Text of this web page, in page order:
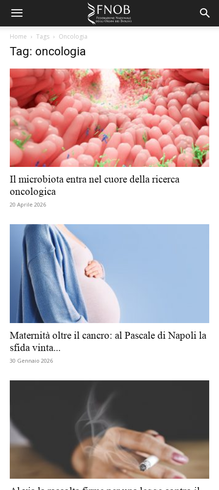
Home Tags Oncologia
Tag: oncologia
Il microbiota entra nel cuore della ricerca
oncologica
20 Aprile 2026
Maternità oltre il cancro: al Pascale di Napoli la
sfida vinta...
30 Gennaio 2026